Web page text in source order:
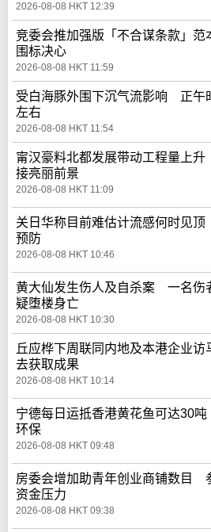
2026-08-08 HKT 12:39
竞委会推加强版「不合谋条款」
围标决心
2026-08-08 HKT 11:59
受白海豚外围下沉气流影响 正午
左右
2026-08-08 HKT 11:54
甯汉豪料北都发展带动工程量上
接亮丽前景
2026-08-08 HKT 11:09
关日华称目前难估计流感何时见
预防
2026-08-08 HKT 10:46
黄大仙发生伤人及自杀案 一名伤
疑堕楼身亡
2026-08-08 HKT 10:30
丘应桦下周联同内地及本港企业
去获取成果
2026-08-08 HKT 10:14
宁德每日运抵香港黄花鱼可达30
环保
2026-08-08 HKT 09:48
房委会增加助青年创业商铺数目
资金压力
2026-08-08 HKT 09:38